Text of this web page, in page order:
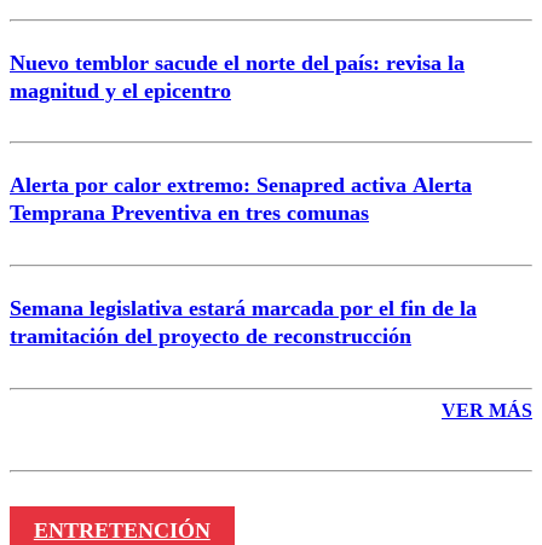
Nuevo temblor sacude el norte del país: revisa la
magnitud y el epicentro
Alerta por calor extremo: Senapred activa Alerta
Temprana Preventiva en tres comunas
Semana legislativa estará marcada por el fin de la
tramitación del proyecto de reconstrucción
VER MÁS
ENTRETENCIÓN